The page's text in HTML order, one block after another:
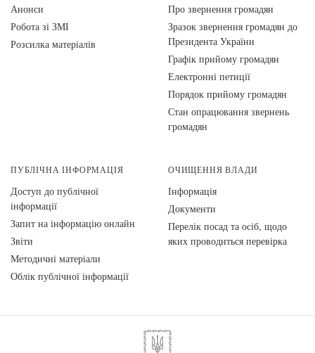
Анонси
Робота зі ЗМІ
Розсилка матеріалів
Про звернення громадян
Зразок звернення громадян до
Президента України
Графік прийому громадян
Електронні петиції
Порядок прийому громадян
Стан опрацювання звернень
громадян
ПУБЛІЧНА ІНФОРМАЦІЯ
Доступ до публічної
інформації
Запит на інформацію онлайн
Звіти
Методичні матеріали
Облік публічної інформації
ОЧИЩЕННЯ ВЛАДИ
Інформація
Документи
Перелік посад та осіб, щодо
яких проводиться перевірка